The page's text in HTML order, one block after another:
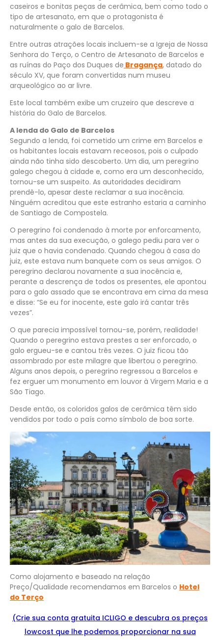
caseiros e bonitas peças de cerâmica, bem como todo o
tipo de artesanato, em que o protagonista é
naturalmente o galo de Barcelos.
Entre outras atrações locais incluem-se a Igreja de Nossa
Senhora do Terço, o Centro de Artesanato de Barcelos e
as ruínas do Paço dos Duques de Bragança, datado do
século XV, que foram convertidas num museu
arqueológico ao ar livre.
Este local também exibe um cruzeiro que descreve a
história do Galo de Barcelos.
A lenda do Galo de Barcelos
Segundo a lenda, foi cometido um crime em Barcelos e
os habitantes locais estavam receosos, pois o culpado
ainda não tinha sido descoberto. Um dia, um peregrino
galego chegou à cidade e, como era um desconhecido,
tornou-se um suspeito. As autoridades decidiram
prendê-lo, apesar deste reclamar a sua inocência.
Ninguém acreditou que este estranho estaria a caminho
de Santiago de Compostela.
O peregrino foi condenado à morte por enforcamento,
mas antes da sua execução, o galego pediu para ver o
juiz que o havia condenado. Quando chegou à casa do
juiz, este estava num banquete com os seus amigos. O
peregrino declarou novamente a sua inocência e,
perante a descrença de todos os presentes, ele apontou
para o galo assado que se encontrava em cima da mesa
e disse: “Se eu for inocente, este galo irá cantar três
vezes”.
O que parecia impossível tornou-se, porém, realidade!
Quando o peregrino estava prestes a ser enforcado, o
galo ergueu-se e cantou três vezes. O juiz ficou tão
assombrado por este milagre que libertou o peregrino.
Alguns anos depois, o peregrino regressou a Barcelos e
fez erguer um monumento em louvor à Virgem Maria e a
São Tiago.
Desde então, os coloridos galos de cerâmica têm sido
vendidos por todo o país como símbolo de boa sorte.
Como alojamento e baseado na relação
Preço/Qualidade recomendamos em Barcelos o Hotel
do Terço
(Crie sua conta gratuita ICLIGO e descubra os preços
lowcost que lhe podemos proporcionar na sua